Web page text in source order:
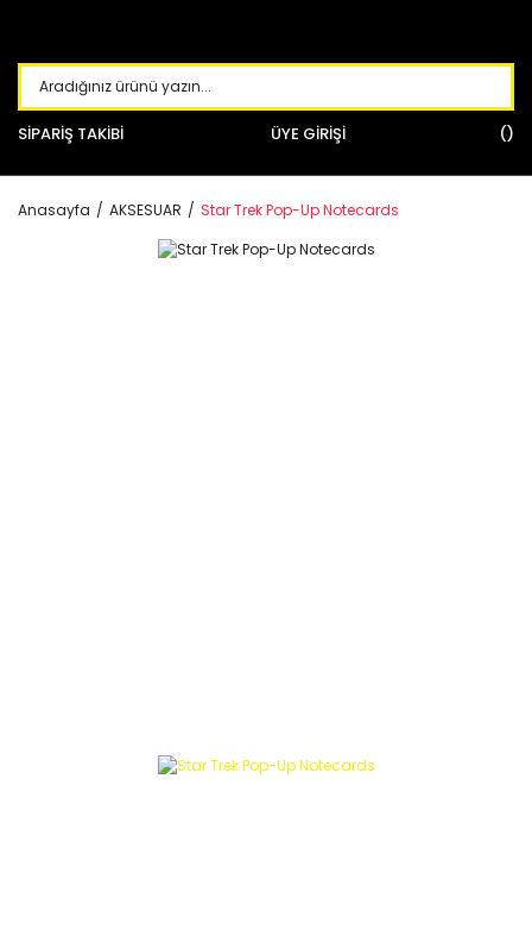
SİPARİŞ TAKİBİ ÜYE GİRİŞİ
Anasayfa AKSESUAR Star Trek Pop-Up Notecards